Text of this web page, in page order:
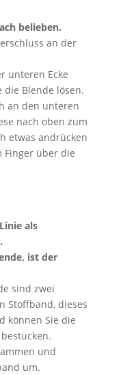
belieben.
an der
unteren Ecke
die Blende lösen.
an den unteren
nach oben zum
etwas andrücken
Finger über die
als
ist der
sind zwei
Stoffband, dieses
können Sie die
und
um.